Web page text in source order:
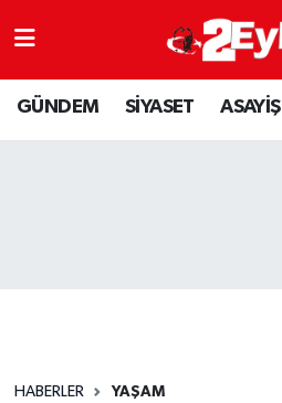
GÜNDEM SİYASET ASAYİŞ
HABERLER YAŞAM
ASAYİŞ
DÜNYA
Nöbetçi Eczaneler
Hava Durumu